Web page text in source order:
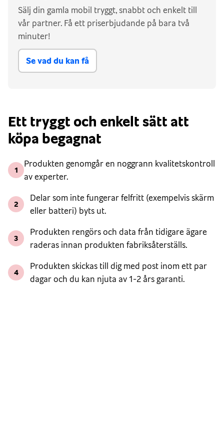
Sälj din gamla mobil tryggt, snabbt och enkelt till
vår partner. Få ett priserbjudande på bara två
minuter!
Se vad du kan få
Ett tryggt och enkelt sätt att
köpa begagnat
1
Produkten genomgår en noggrann kvalitetskontroll
av experter.
2
Delar som inte fungerar felfritt (exempelvis skärm
eller batteri) byts ut.
3
Produkten rengörs och data från tidigare ägare
raderas innan produkten fabriksåterställs.
4
Produkten skickas till dig med post inom ett par
dagar och du kan njuta av 1-2 års garanti.